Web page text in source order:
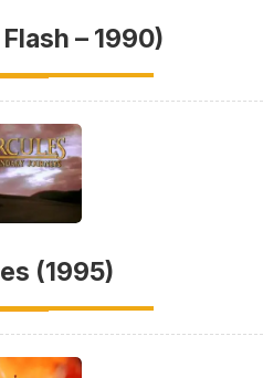
– 1990)
(1995)